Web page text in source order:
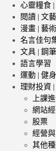
心靈糧食
閱讀 | 文藝
漫畫 | 藝術
名言佳句
文具 | 鋼
語言學習
運動 | 健
理財投資
上課
網站
股票
經營
其他